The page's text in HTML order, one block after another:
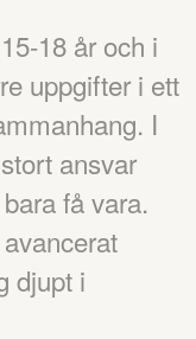
18 år och i
uppgifter i ett
I
ansvar
få vara.
djupt i